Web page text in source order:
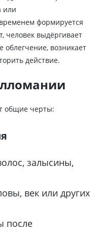
или
формируется
человек выдёргивает
облегчение, возникает
действие.
общие черты:
залысины,
век или других
после